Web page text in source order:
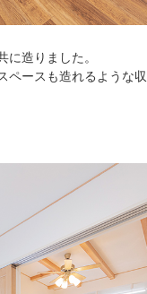
造りました。
ペースも造れるような